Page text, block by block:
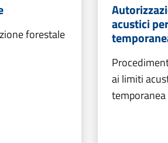
forestale
acustici
ai limiti
temporanea